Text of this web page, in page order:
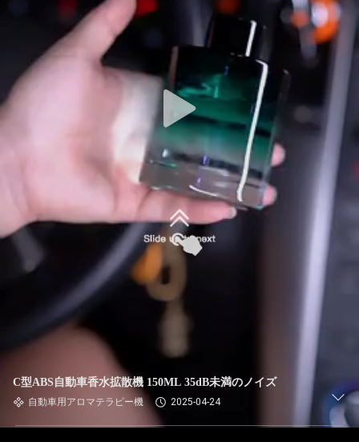
C型ABS自動車香水拡散機 150ML 35dB未満のノイズ
自動車用アロマテラピー機 2025-04-24